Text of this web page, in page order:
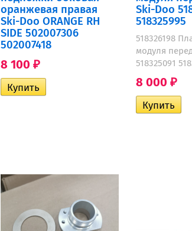
оранжевая правая
Ski-Doo ORANGE RH
SIDE 502007306
502007418
8 100 ₽
Ski-Doo
518325995
518326198
модуля
518325091
8 000 ₽